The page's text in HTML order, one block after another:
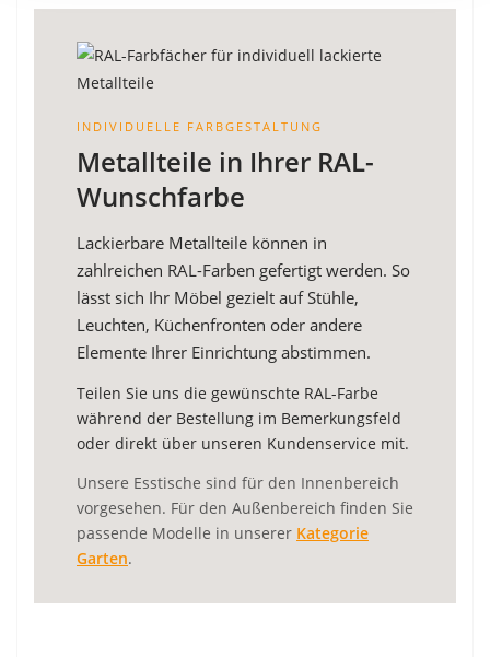
INDIVIDUELLE FARBGESTALTUNG
Metallteile in Ihrer RAL-
Wunschfarbe
Lackierbare Metallteile können in
zahlreichen RAL-Farben gefertigt werden. So
lässt sich Ihr Möbel gezielt auf Stühle,
Leuchten, Küchenfronten oder andere
Elemente Ihrer Einrichtung abstimmen.
Teilen Sie uns die gewünschte RAL-Farbe
während der Bestellung im Bemerkungsfeld
oder direkt über unseren Kundenservice mit.
Unsere Esstische sind für den Innenbereich
vorgesehen. Für den Außenbereich finden Sie
passende Modelle in unserer Kategorie
Garten.